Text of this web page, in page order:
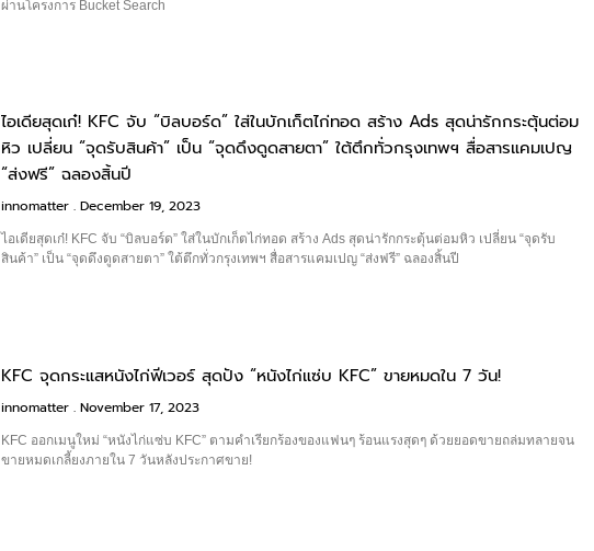
ผ่านโครงการ Bucket Search
ไอเดียสุดเก๋! KFC จับ “บิลบอร์ด” ใส่ในบักเก็ตไก่ทอด สร้าง Ads สุดน่ารักกระตุ้นต่อม
หิว เปลี่ยน “จุดรับสินค้า” เป็น “จุดดึงดูดสายตา” ใต้ตึกทั่วกรุงเทพฯ สื่อสารแคมเปญ
“ส่งฟรี” ฉลองสิ้นปี
innomatter December 19, 2023
ไอเดียสุดเก๋! KFC จับ “บิลบอร์ด” ใส่ในบักเก็ตไก่ทอด สร้าง Ads สุดน่ารักกระตุ้นต่อมหิว เปลี่ยน “จุดรับ
สินค้า” เป็น “จุดดึงดูดสายตา” ใต้ตึกทั่วกรุงเทพฯ สื่อสารแคมเปญ “ส่งฟรี” ฉลองสิ้นปี
KFC จุดกระแสหนังไก่ฟีเวอร์ สุดปัง “หนังไก่แซ่บ KFC” ขายหมดใน 7 วัน!
innomatter November 17, 2023
KFC ออกเมนูใหม่ “หนังไก่แซ่บ KFC” ตามคำเรียกร้องของแฟนๆ ร้อนแรงสุดๆ ด้วยยอดขายถล่มทลายจน
ขายหมดเกลี้ยงภายใน 7 วันหลังประกาศขาย!